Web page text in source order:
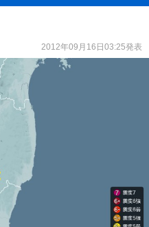
2012年09月16日03:25発表